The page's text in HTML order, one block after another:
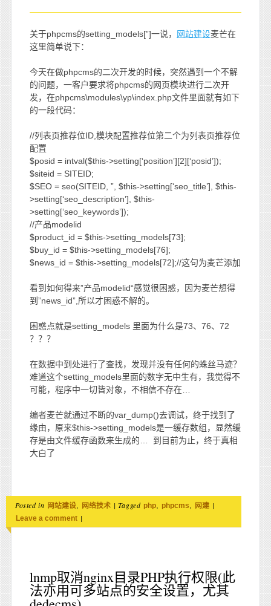
关于phpcms的setting_models[”]一说， 网站建设麦芒在
这里简单说下：
今天在做phpcms的二次开发的时候，突然遇到一个不解
的问题，一客户要求将phpcms的网页模块进行二次开
发，在phpcms\modules\yp\index.php文件里面就有如下
的一段代码：
//列表页推荐位ID,模块配置推荐位第二个为列表页推荐位
配置
$posid = intval($this->setting[‘position’][2][‘posid’]);
$siteid = SITEID;
$SEO = seo(SITEID, ”, $this->setting[‘seo_title’], $this-
>setting[‘seo_description’], $this-
>setting[‘seo_keywords’]);
//产品modelid
$product_id = $this->setting_models[73];
$buy_id = $this->setting_models[76];
$news_id = $this->setting_models[72];//这句为麦芒添加
看到如何得来”产品modelid“感觉很困惑，因为麦芒想得
到”news_id”,所以才困惑不解的。
困惑点就是setting_models 里面为什么是73、76、72
？？？
在数据中到处进行了查找，发现并没有任何的蛛丝马迹？
难道这个setting_models里面的数字无中生有，我觉得不
可能，程序中一切皆对象，不相信不存在…
编者麦芒就通过不断的var_dump()去调试，终于找到了
缘由，原来$this->setting_models是一缓存数组，显然缓
存是由文件缓存函数来生成的… 到目前为止，终于真相
大白了
Posted in 网站建设 网络技术 | Tagged php phpcms 网建 |
Leave a comment |
lnmp取消nginx目录PHP执行权限(此
法亦用可多站点的安全设置，尤其